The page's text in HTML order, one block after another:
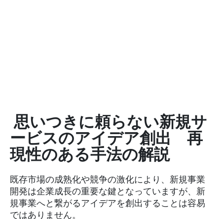
思いつきに頼らない新規サ
ービスのアイデア創出 再
現性のある手法の解説
既存市場の成熟化や競争の激化により、新規事業
開発は企業成長の重要な鍵となっていますが、新
規事業へと繋がるアイデアを創出することは容易
ではありません。